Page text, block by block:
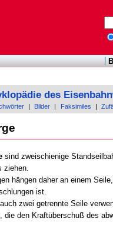
des
Bilder Faksimiles
sind zweischienige
ziehen.
hängen daher an einem
ist.
zwei getrennte Seile
die den Kraftüberschuß des